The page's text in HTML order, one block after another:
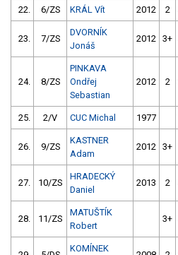
22. 6/ZS KRÁL Vít 2012 2
23. 7/ZS
DVORNÍK
Jonáš
2012 3+
24. 8/ZS
PINKAVA
Ondřej
Sebastian
2012 2
25. 2/V CUC Michal 1977
26. 9/ZS
KASTNER
Adam
2012 3+
27. 10/ZS
HRADECKÝ
Daniel
2013 2
28. 11/ZS
MATUŠTÍK
Robert
3+
KOMÍNEK